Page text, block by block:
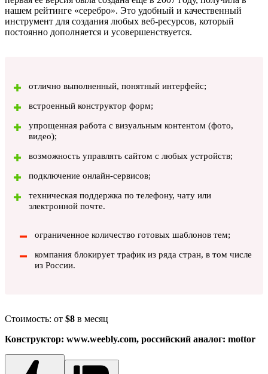
нашем рейтинге «серебро». Это удобный и качественный
инструмент для создания любых веб-ресурсов, который
постоянно дополняется и усовершенствуется.
отлично выполненный, понятный интерфейс;
встроенный конструктор форм;
упрощенная работа с визуальным контентом (фото,
видео);
возможность управлять сайтом с любых устройств;
подключение онлайн-сервисов;
техническая поддержка по телефону, чату или
электронной почте.
ограниченное количество готовых шаблонов тем;
компания блокирует трафик из ряда стран, в том числе
из России.
Стоимость: от $8 в месяц
Конструктор: www.weebly.com, российский аналог: mottor